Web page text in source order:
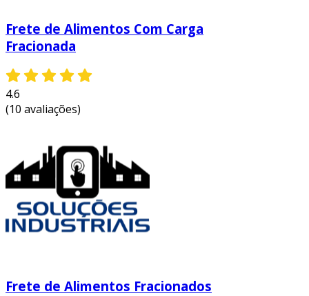
Frete de Alimentos Com Carga
Fracionada
4.6
(10 avaliações)
Frete de Alimentos Fracionados